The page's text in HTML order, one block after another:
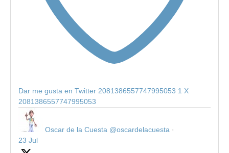
Dar me gusta en Twitter 2081386557747995053 1 X
2081386557747995053
Oscar de la Cuesta @oscardelacuesta ·
23 Jul